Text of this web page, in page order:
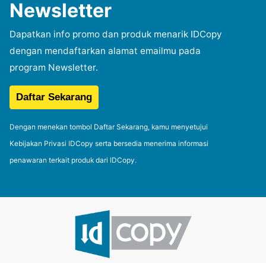
Newsletter
Dapatkan info promo dan produk menarik IDCopy
dengan mendaftarkan alamat emailmu pada
program Newsletter.
Dengan menekan tombol Daftar Sekarang, kamu menyetujui
Kebijakan Privasi IDCopy serta bersedia menerima informasi
penawaran terkait produk dari IDCopy.